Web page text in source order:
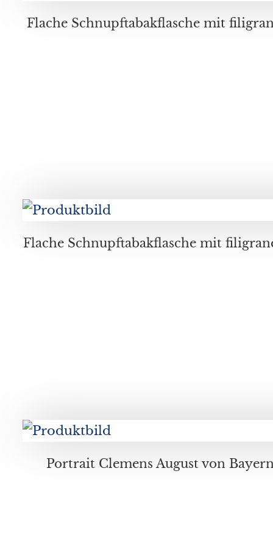
Flache Schnupftabakflasche mit filigranem Fadendekor in weißen, blauen und roten
Flache Schnupftabakflasche mit filigranem Fadendekor in
Portrait Clemens August von Bayern(1700-1761) als